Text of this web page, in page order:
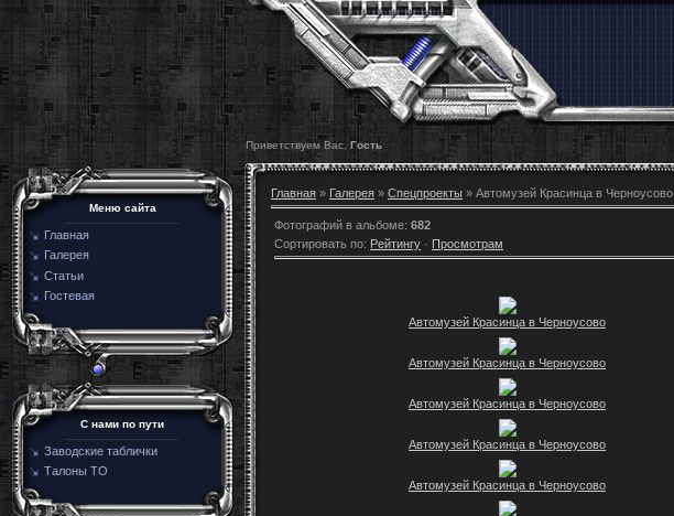
Приветствуем Вас, Гость
Меню сайта
Главная
Галерея
Статьи
Гостевая
C нами по пути
Заводские таблички
Талоны ТО
Главная » Галерея » Спецпроекты » Автомузей Красинца в Черноусово
Фотографий в альбоме: 682
Сортировать по: Рейтингу · Просмотрам
Автомузей Красинца в Черноусово
Автомузей Красинца в Черноусово
Автомузей Красинца в Черноусово
Автомузей Красинца в Черноусово
Автомузей Красинца в Черноусово